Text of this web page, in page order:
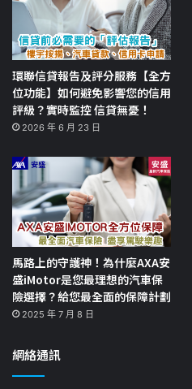
環聯信貸報告及評分服務【全方
位功能】如何避免影響您的信用
評級？實時監控 信貸無憂！
2026 年 6 月 23 日
馬路上的守護神！為什麼AXA安
盛iMotor是您最理想的汽車保
險選擇？給您最全面的保障計劃
2025 年 7 月 8 日
網絡通訊